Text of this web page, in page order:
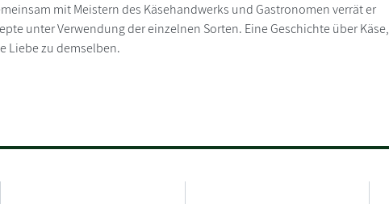
mit Meistern des Käsehandwerks und Gastronomen verrät er
unter Verwendung der einzelnen Sorten. Eine Geschichte über Käse,
Liebe zu demselben.